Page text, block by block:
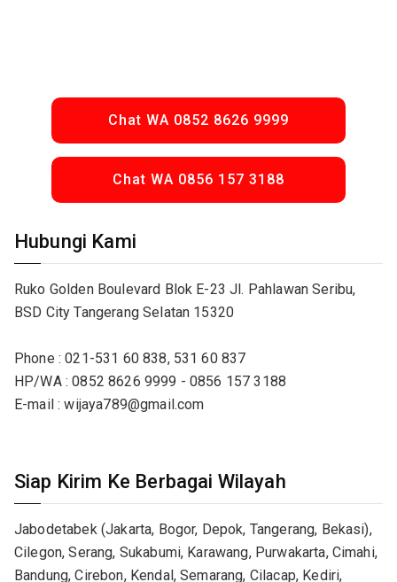
Chat WA 0852 8626 9999
Chat WA 0856 157 3188
Hubungi Kami
Ruko Golden Boulevard Blok E-23 Jl. Pahlawan Seribu,
BSD City Tangerang Selatan 15320
Phone : 021-531 60 838, 531 60 837
HP/WA : 0852 8626 9999 - 0856 157 3188
E-mail : wijaya789@gmail.com
Siap Kirim Ke Berbagai Wilayah
Jabodetabek (Jakarta, Bogor, Depok, Tangerang, Bekasi),
Cilegon, Serang, Sukabumi, Karawang, Purwakarta, Cimahi,
Bandung, Cirebon, Kendal, Semarang, Cilacap, Kediri,